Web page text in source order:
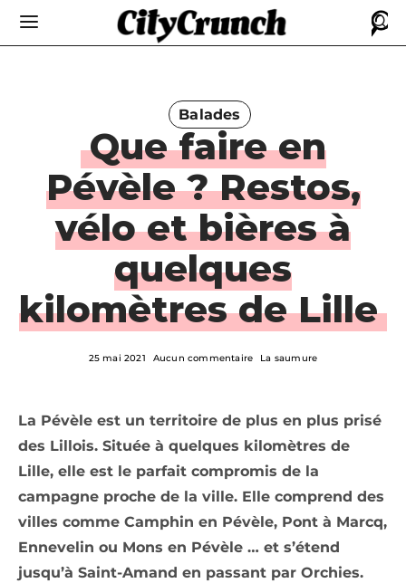
Balades
Que faire en
Pévèle ? Restos,
vélo et bières à
quelques
kilomètres de Lille
25 mai 2021 Aucun commentaire La saumure
La Pévèle est un territoire de plus en plus prisé
des Lillois. Située à quelques kilomètres de
Lille, elle est le parfait compromis de la
campagne proche de la ville. Elle comprend des
villes comme Camphin en Pévèle, Pont à Marcq,
Ennevelin ou Mons en Pévèle … et s’étend
jusqu’à Saint-Amand en passant par Orchies.